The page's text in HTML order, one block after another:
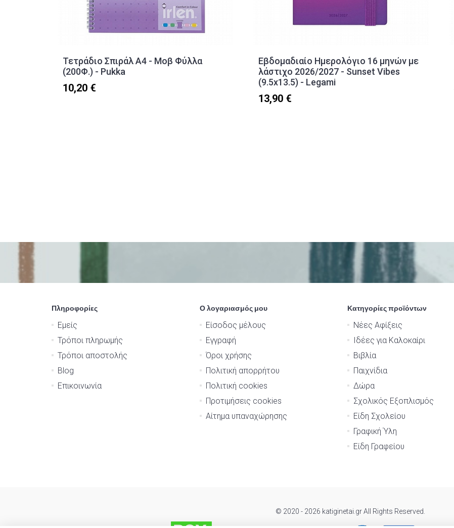
Τετράδιο Σπιράλ A4 - Μοβ Φύλλα
(200Φ.) - Pukka
10,20 €
Εβδομαδιαίο Ημερολόγιο 16 μηνών με
λάστιχο 2026/2027 - Sunset Vibes
(9.5x13.5) - Legami
13,90 €
Πληροφορίες
Εμείς
Τρόποι πληρωμής
Τρόποι αποστολής
Blog
Επικοινωνία
Ο λογαριασμός μου
Είσοδος μέλους
Εγγραφή
Όροι χρήσης
Πολιτική απορρήτου
Πολιτική cookies
Προτιμήσεις cookies
Αίτημα υπαναχώρησης
Κατηγορίες προϊόντων
Νέες Αφίξεις
Ιδέες για Καλοκαίρι
Βιβλία
Παιχνίδια
Δώρα
Σχολικός Εξοπλισμός
Είδη Σχολείου
Γραφική Ύλη
Είδη Γραφείου
© 2020 - 2026 katiginetai.gr All Rights Reserved.